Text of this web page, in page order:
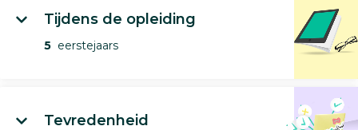
Tijdens de opleiding
5 eerstejaars
Tevredenheid